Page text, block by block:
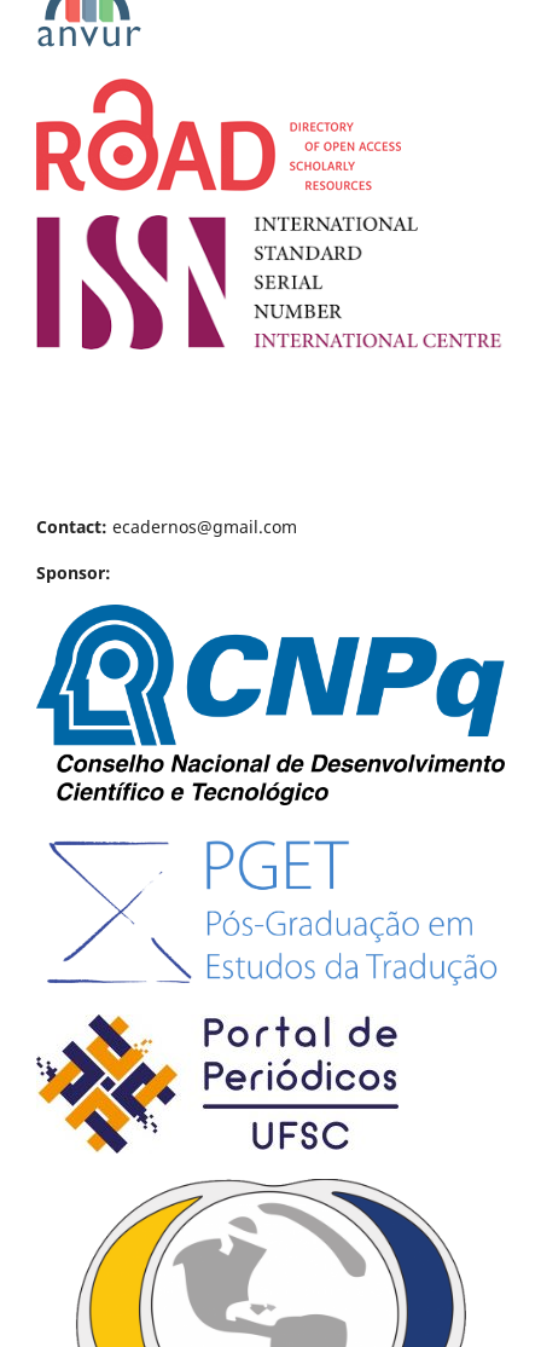
Contact: ecadernos@gmail.com
Sponsor: